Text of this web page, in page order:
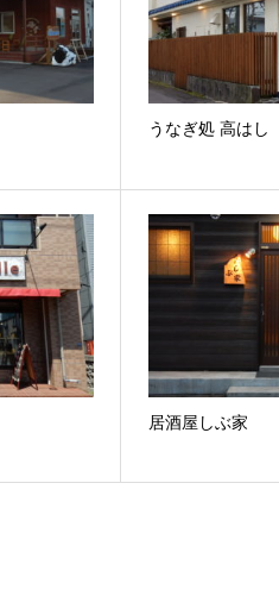
うなぎ処 高はし
居酒屋しぶ家